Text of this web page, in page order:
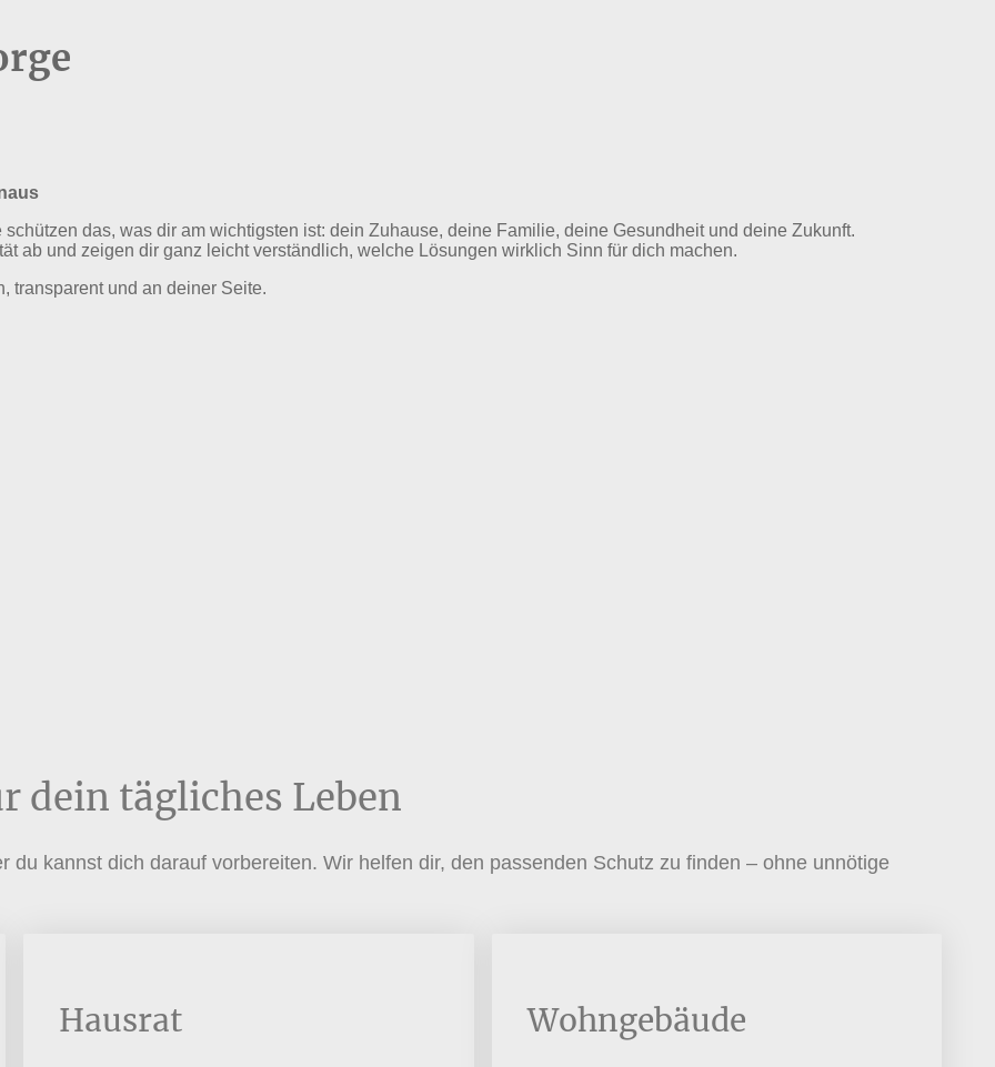
das, was dir am wichtigsten ist: dein Zuhause, deine Familie, deine Gesundheit und deine Zukunft.
ab und zeigen dir ganz leicht verständlich, welche Lösungen wirklich Sinn für dich machen.
transparent und an deiner Seite.
dein tägliches Leben
du kannst dich darauf vorbereiten. Wir helfen dir, den passenden Schutz zu finden – ohne unnötige
Hausrat Wohngebäude